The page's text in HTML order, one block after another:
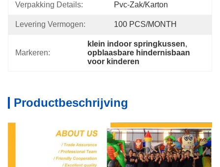
Verpakking Details: Pvc-Zak/karton
Levering Vermogen: 100 PCS/MONTH
Markeren:
klein indoor springkussen,
opblaasbare hindernisbaan
voor kinderen
Productbeschrijving